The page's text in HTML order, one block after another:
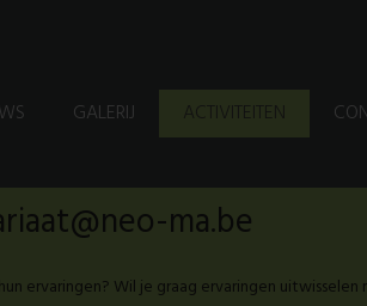
GALERIJ ACTIVITEITEN
ma.be
ervaringen? Wil je graag ervaringen uitwisselen